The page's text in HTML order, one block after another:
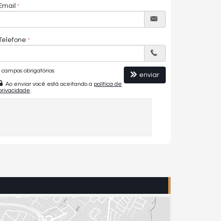
campos obrigatórios
Ao enviar você está aceitando a política de
enviar